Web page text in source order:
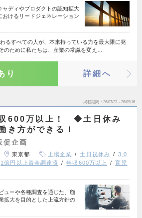
ャディやプロダクトの認知拡大
けるリードジェネレーション
るすべての人が、本来持っている力を最大限に発
のために私たちは、産業の常識を変え…
り 詳細へ
掲載期間 26/07/23～26/09/16
収600万以上！ ◆土日休み
き方ができる！
促企画
東京都 上場企業 土日祝休み
3,0
1億円以上資金調達済 年収600万以上
育児
ューや各種調査を通じた、顧
拡大を目的とした上流方針の